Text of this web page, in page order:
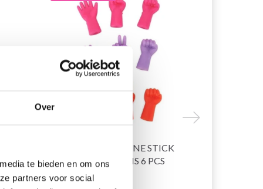
Over
te bieden en om ons
partners voor social
HOBBYARTS SILICONE STICK
PROTECTEUR MAINS 6 PCS